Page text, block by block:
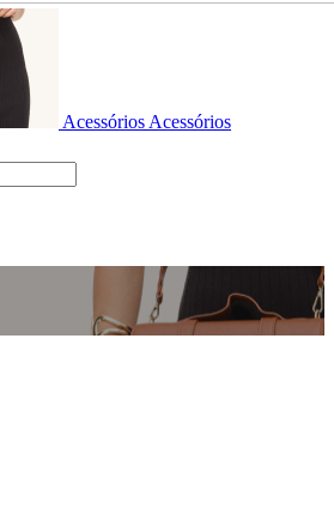
Acessórios Acessórios